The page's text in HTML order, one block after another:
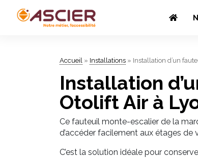
Accueil » Installations » Installation d’un
Installation
Otolift Air à
Ce fauteuil monte-escalier de la
d’accéder facilement aux étages
C’est la solution idéale pour